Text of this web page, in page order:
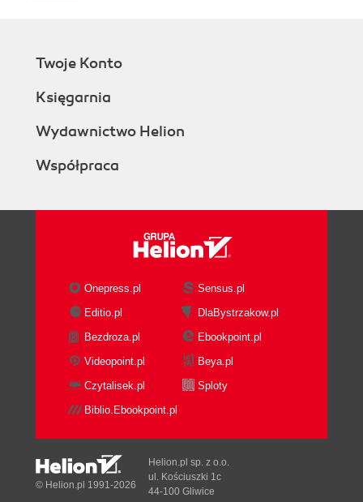
Twoje Konto
Księgarnia
Wydawnictwo Helion
Współpraca
Onepress.pl
Sensus.pl
Editio.pl
DlaBystrzakow.pl
Bezdroza.pl
Ebookpoint.pl
Videopoint.pl
Beya.pl
Czytalisek.pl
Sploty
Biblio.Ebookpoint.pl
© Helion.pl 1991-2026
Helion.pl sp. z o.o.
ul. Kościuszki 1c
44-100 Gliwice